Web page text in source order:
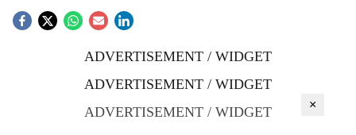
ADVERTISEMENT / WIDGET
ADVERTISEMENT / WIDGET
ADVERTISEMENT / WIDGET
×